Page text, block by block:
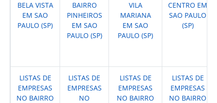
BELA VISTA
EM SAO
PAULO (SP)
BAIRRO
PINHEIROS
EM SAO
PAULO (SP)
VILA
MARIANA
EM SAO
PAULO (SP)
CENTRO EM
SAO PAULO
(SP)
LISTAS DE
EMPRESAS
NO BAIRRO
LISTAS DE
EMPRESAS
NO
LISTAS DE
EMPRESAS
NO BAIRRO
LISTAS DE
EMPRESAS
NO BAIRRO